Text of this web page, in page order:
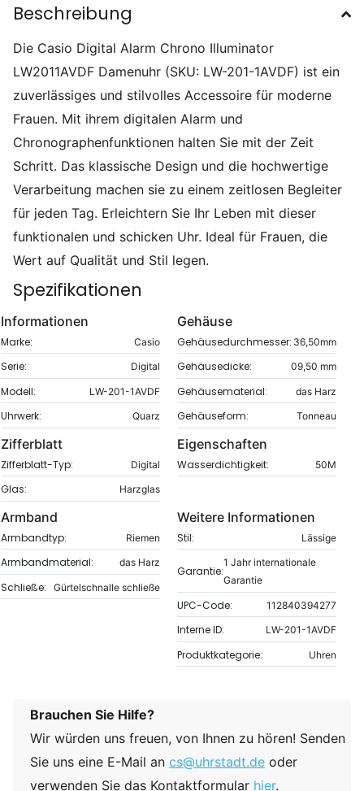
Beschreibung
Die Casio Digital Alarm Chrono Illuminator
LW2011AVDF Damenuhr (SKU: LW-201-1AVDF) ist ein
zuverlässiges und stilvolles Accessoire für moderne
Frauen. Mit ihrem digitalen Alarm und
Chronographenfunktionen halten Sie mit der Zeit
Schritt. Das klassische Design und die hochwertige
Verarbeitung machen sie zu einem zeitlosen Begleiter
für jeden Tag. Erleichtern Sie Ihr Leben mit dieser
funktionalen und schicken Uhr. Ideal für Frauen, die
Wert auf Qualität und Stil legen.
Spezifikationen
Informationen
Marke: Casio
Serie: Digital
Modell: LW-201-1AVDF
Uhrwerk: Quarz
Gehäuse
Gehäusedurchmesser: 36,50mm
Gehäusedicke: 09,50 mm
Gehäusematerial: das Harz
Gehäuseform: Tonneau
Zifferblatt
Zifferblatt-Typ: Digital
Glas: Harzglas
Eigenschaften
Wasserdichtigkeit: 50M
Armband
Armbandtyp: Riemen
Armbandmaterial: das Harz
Schließe: Gürtelschnalle schließe
Weitere Informationen
Stil: Lässige
Garantie:
1 Jahr internationale
Garantie
UPC-Code: 112840394277
Interne ID: LW-201-1AVDF
Produktkategorie: Uhren
Brauchen Sie Hilfe?
Wir würden uns freuen, von Ihnen zu hören! Senden
Sie uns eine E-Mail an cs@uhrstadt.de oder
verwenden Sie das Kontaktformular hier.